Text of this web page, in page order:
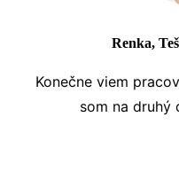
Renka,
Konečne viem
som na druhý